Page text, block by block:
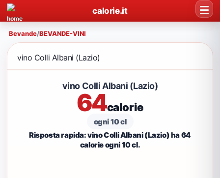
calorie.it
Bevande/BEVANDE-VINI
vino Colli Albani (Lazio)
vino Colli Albani (Lazio)
64calorie
ogni 10 cl
Risposta rapida: vino Colli Albani (Lazio) ha 64
calorie ogni 10 cl.